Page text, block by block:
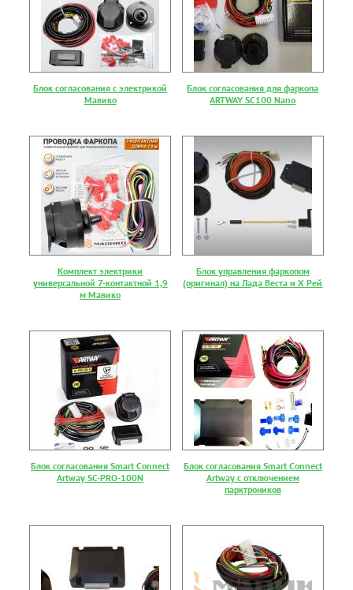
Блок согласования с электрикой
Мавико
Блок согласования для фаркопа
ARTWAY SC100 Nano
Комплект электрики
универсальной 7-контактной 1,9
м Мавико
Блок управления фаркопом
(оригинал) на Лада Веста и Х Рей
Блок согласования Smart Connect
Artway SC-PRO-100N
Блок согласования Smart Connect
Artway с отключением
парктроников